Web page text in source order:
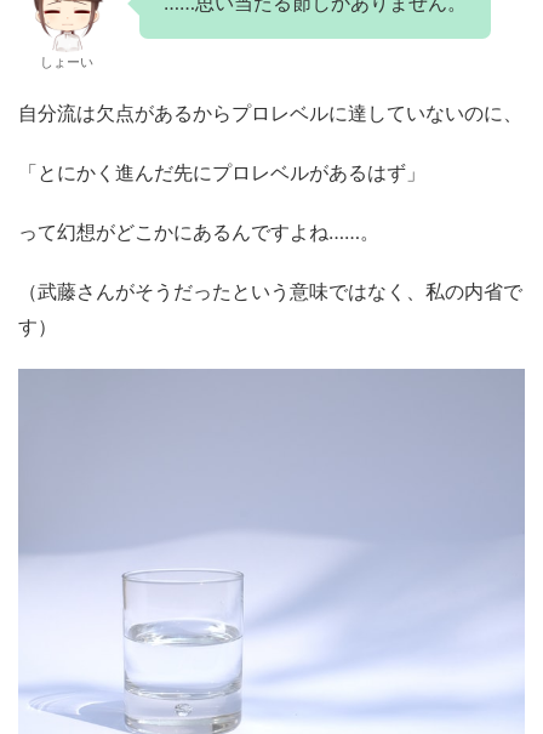
しょーい
自分流は欠点があるからプロレベルに達していないのに、
「とにかく進んだ先にプロレベルがあるはず」
って幻想がどこかにあるんですよね……。
（武藤さんがそうだったという意味ではなく、私の内省で
す）